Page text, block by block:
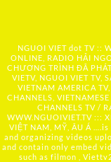
NGUOI VIET dot TV ::
ONLINE, RADIO HẢI
CHƯƠNG TRÌNH ĐÃ
VIETV, NGUOI VIET TV,
VIETNAM AMERICA
CHANNELS, VIETNAMESE
CHANNELS TV /
WWW.NGUOIVIET.TV :::
VIỆT NAM, MỸ, ÂU Á
and organizing videos
and contain only embed
such as filmon ,